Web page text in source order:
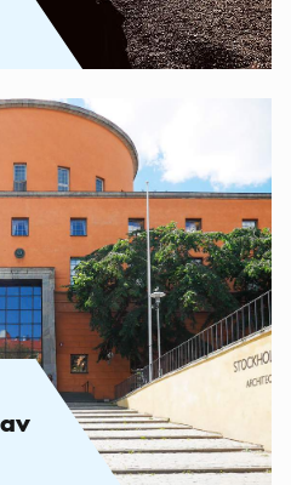
fullt av prakt